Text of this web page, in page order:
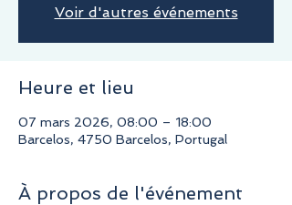
Voir d'autres événements
Heure et lieu
07 mars 2026, 08:00 – 18:00
Barcelos, 4750 Barcelos, Portugal
À propos de l'événement